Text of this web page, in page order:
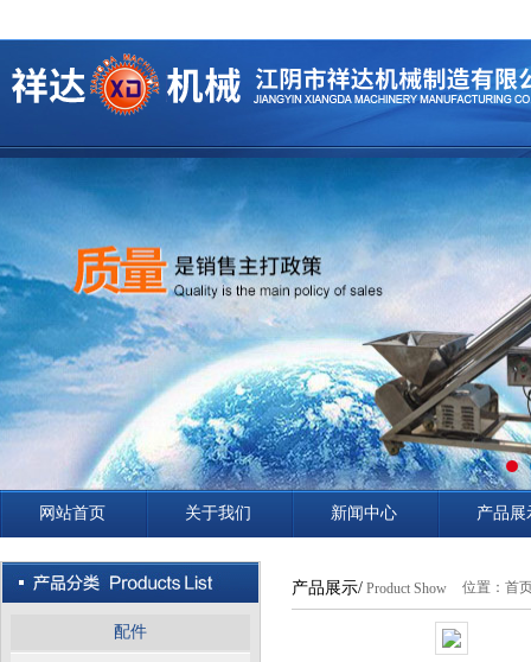
网站首页 关于我们 新闻中心 产品展
配件
产品展示/ Product Show 位置： 首